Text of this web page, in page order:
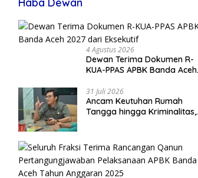
Haba Dewan
4 Agustus 2026
Dewan Terima Dokumen R-
KUA-PPAS APBK Banda Aceh
31 Juli 2026
Ancam Keutuhan Rumah
Tangga hingga Kriminalitas,
Narkoba